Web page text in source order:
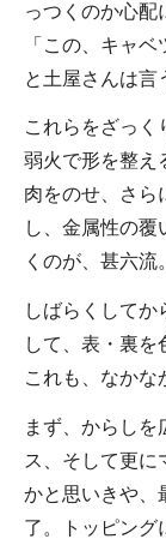
っつくのか心配
「この、キャ
と土屋さんは言
これらをざっく
弱火で形を整え
肉をのせ、さら
し、金属性の
くのが、甚六流。
しばらくしてか
して、表・裏を
これも、なかな
まず、からし
ス、そして更に
かと思いきや、
了。トッピング